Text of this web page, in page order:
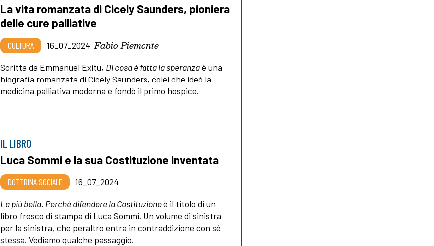
La vita romanzata di Cicely Saunders, pioniera
delle cure palliative
CULTURA 16_07_2024 Fabio Piemonte
Scritta da Emmanuel Exitu, Di cosa è fatta la speranzaè una
biografia romanzata di Cicely Saunders, colei che ideò la
medicina palliativa moderna e fondò il primo hospice.
IL LIBRO
Luca Sommi e la sua Costituzione inventata
DOTTRINA SOCIALE
16_07_2024
La più bella. Perché difendere la Costituzioneè il titolo di un
libro fresco di stampa di Luca Sommi. Un volume di sinistra
per la sinistra, che peraltro entra in contraddizione con sé
stessa. Vediamo qualche passaggio.